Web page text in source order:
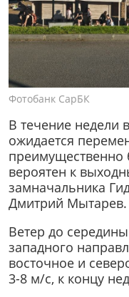
Фотобанк СарБК
В течение недели
ожидается
преимущественно
вероятен к
замначальника
Дмитрий Мытарев.
Ветер до
западного
восточное и
3-8 м/с, к концу